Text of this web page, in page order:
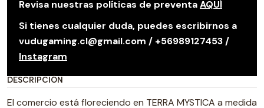
Revisa nuestras políticas de preventaAQUÍ
Si tienes cualquier duda, puedes escribirnos a
vudugaming.cl@gmail.com / +56989127453 /
Instagram
DESCRIPCIÓN
El comercio está floreciendo en TERRA MYSTICA a medida